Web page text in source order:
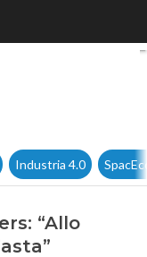
di Ei Towers:
Industria 4.0
“Allo